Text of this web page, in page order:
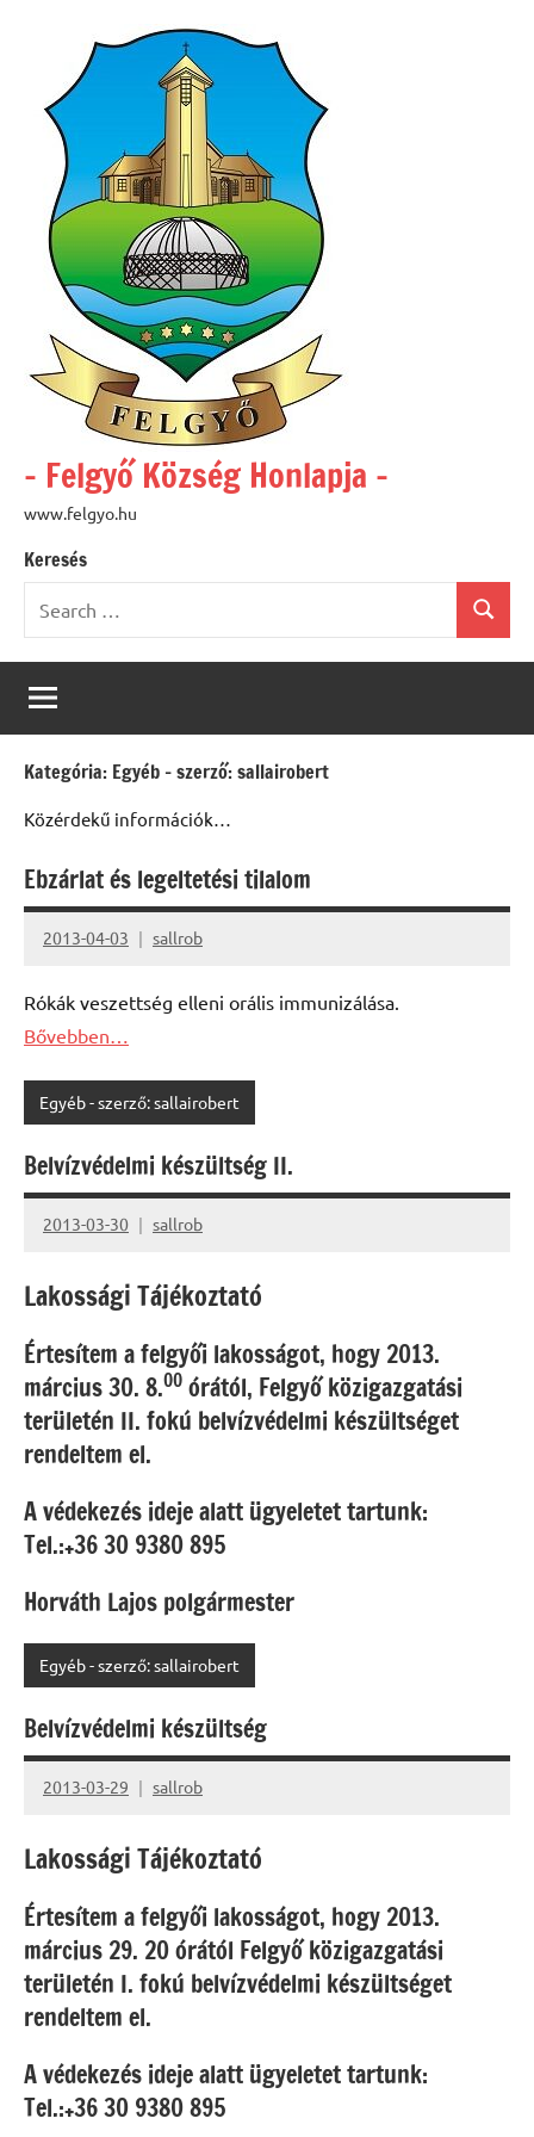
– Felgyő Község Honlapja –
www.felgyo.hu
Keresés
for:
Search
Kategória: Egyéb – szerző: sallairobert
Közérdekű információk…
Ebzárlat és legeltetési tilalom
2013-04-03 sallrob
Rókák veszettség elleni orális immunizálása.
Bővebben…
Egyéb - szerző: sallairobert
Belvízvédelmi készültség II.
2013-03-30 sallrob
Lakossági Tájékoztató
Értesítem a felgyői lakosságot, hogy 2013.
március 30. 8.00 órától, Felgyő közigazgatási
területén II. fokú belvízvédelmi készültséget
rendeltem el.
A védekezés ideje alatt ügyeletet tartunk:
Tel.:+36 30 9380 895
Horváth Lajos polgármester
Egyéb - szerző: sallairobert
Belvízvédelmi készültség
2013-03-29 sallrob
Lakossági Tájékoztató
Értesítem a felgyői lakosságot, hogy 2013.
március 29. 20 órától Felgyő közigazgatási
területén I. fokú belvízvédelmi készültséget
rendeltem el.
A védekezés ideje alatt ügyeletet tartunk:
Tel.:+36 30 9380 895